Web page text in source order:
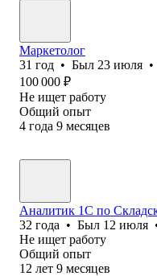
Маркетолог
31 год • Был 23 июля •
100 000 ₽
Не ищет работу
Общий опыт
4 года 9 месяцев
Аналитик 1С по
32 года • Был 12 июля
Не ищет работу
Общий опыт
12 лет 9 месяцев